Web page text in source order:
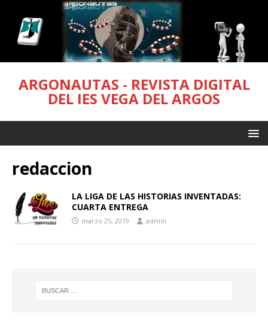
ARGONAUTAS - REVISTA DIGITAL
DEL IES VEGA DEL ARGOS
redaccion
LA LIGA DE LAS HISTORIAS INVENTADAS:
CUARTA ENTREGA
marzo 25, 2019 admin